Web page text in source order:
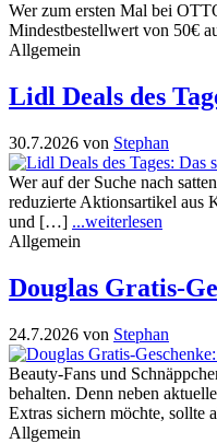
Wer zum ersten Mal bei
Mindestbestellwert von 50€
Allgemein
Lidl Deals des
30.7.2026 von Stephan
Wer auf der Suche nach
reduzierte Aktionsartikel aus
und […] ...weiterlesen
Allgemein
Douglas Gratis-
24.7.2026 von Stephan
Beauty-Fans und
behalten. Denn neben
Extras sichern möchte,
Allgemein